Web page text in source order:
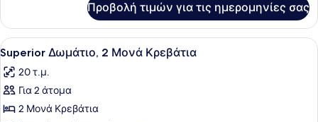
Κρεβάτια
Δωμάτιο,
Μονά
Κρεβάτια
Προβολή τιμών για τις ημερομηνίες σας
Προβολή
όλων
των
φωτογραφιών
για
Ένα δωμάτιο ξενοδοχείου με ένα
4
Superior Δωμάτιο, 2 Μονά Κρεβάτια
20 τ.μ.
Για 2 άτομα
2 Μονά Κρεβάτια